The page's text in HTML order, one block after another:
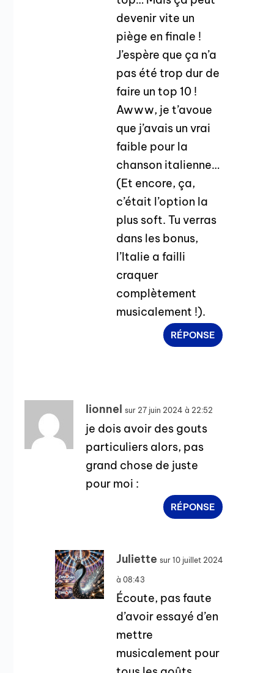
devenir vite un
piège en finale !
J’espère que ça n’a
pas été trop dur de
faire un top 10 !
Awww, je t’avoue
que j’avais un vrai
faible pour la
chanson italienne…
(Et encore, ça,
c’était l’option la
plus soft. Tu verras
dans les bonus,
l’Italie a failli
craquer
complètement
musicalement !).
RÉPONSE
lionnel sur 27 juin 2024 à 22:52
je dois avoir des gouts
particuliers alors, pas
grand chose de juste
pour moi :
RÉPONSE
Juliette sur 10 juillet 2024
à 08:43
Écoute, pas faute
d’avoir essayé d’en
mettre
musicalement pour